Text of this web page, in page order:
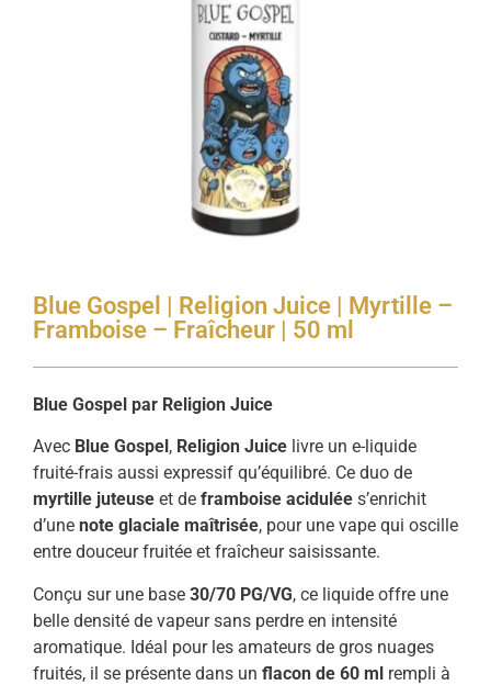
Blue Gospel | Religion Juice | Myrtille –
Framboise – Fraîcheur | 50 ml
Blue Gospel par Religion Juice
Avec Blue Gospel , Religion Juice livre un e-liquide
fruité-frais aussi expressif qu’équilibré. Ce duo de
myrtille juteuse et de framboise acidulée s’enrichit
d’une note glaciale maîtrisée, pour une vape qui oscille
entre douceur fruitée et fraîcheur saisissante.
Conçu sur une base 30/70 PG/VG, ce liquide offre une
belle densité de vapeur sans perdre en intensité
aromatique. Idéal pour les amateurs de gros nuages
fruités, il se présente dans un flacon de 60 ml rempli à